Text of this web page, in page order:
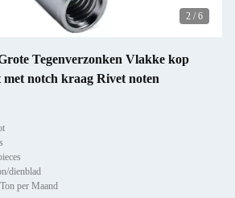
2 / 6
Tegenverzonken Vlakke kop
notch kraag Rivet noten
dienblad
per Maand